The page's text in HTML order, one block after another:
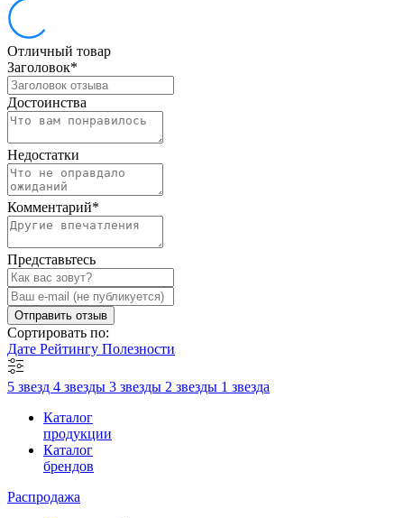
Отличный товар
Заголовок*
Достоинства
Недостатки
Комментарий*
Представьтесь
Отправить отзыв
Сортировать по:
Дате Рейтингу Полезности
5 звезд 4 звезды 3 звезды 2 звезды 1 звезда
Каталог
продукции
Каталог
брендов
Распродажа